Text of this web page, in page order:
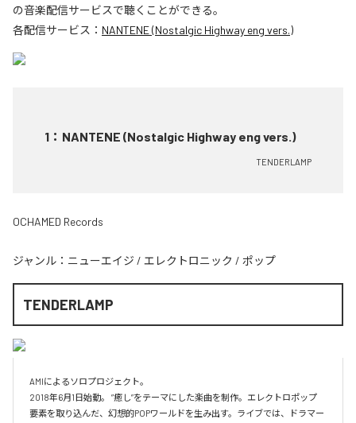
の音楽配信サービスで聴くことができる。
各配信サービス： NANTENE (Nostalgic Highway eng vers.)
1 ： NANTENE (Nostalgic Highway eng vers.)
TENDERLAMP
OCHAMED Records
ジャンル： ニューエイジ / エレクトロニック / ポップ
TENDERLAMP
AMIによるソロプロジェクト。
2018年6月1日始動。 ”癒し”をテーマにした楽曲を制作。エレクトロポップ
要素を取り込んだ、幻想的POPワールドを生み出す。ライブでは、ドラマー